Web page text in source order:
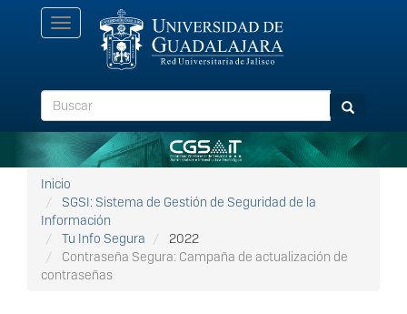
Toggle
navigation
Buscar
Buscar
Inicio
SGSI: Sistema de Gestión de Seguridad de la
Información
Tu Info Segura
2022
Contraseña Segura: Campaña de actualización de
contraseñas